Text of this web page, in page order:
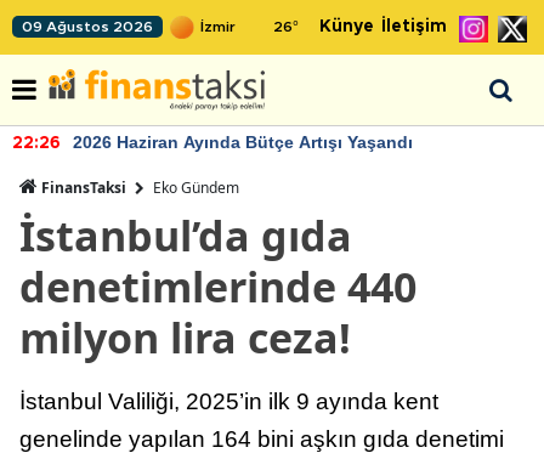
09 Ağustos 2026 26° Künye İletişim
22:26 2026 Haziran Ayında Bütçe Artışı Yaşandı
FinansTaksi Eko Gündem
İstanbul’da gıda
denetimlerinde 440
milyon lira ceza!
İstanbul Valiliği, 2025’in ilk 9 ayında kent
genelinde yapılan 164 bini aşkın gıda denetimi